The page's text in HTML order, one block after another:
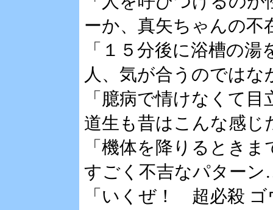
ーか、真矢ちゃんの不
「１５分後に浴槽の
人、気が合うのではな
「臆病で情けなくて
道生も昔はこんな感じ
「機体を降りるとき
すごく不吉なパター
「いくぜ！ 超必殺